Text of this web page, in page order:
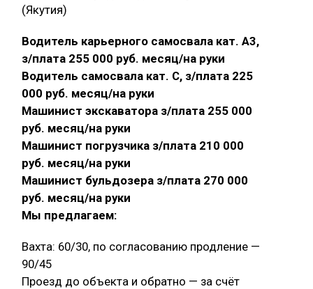
(Якутия)
Водитель карьерного самосвала кат. А3,
з/плата 255 000 руб. месяц/на руки
Водитель самосвала кат. С, з/плата 225
000 руб. месяц/на руки
Машинист экскаватора з/плата 255 000
руб. месяц/на руки
Машинист погрузчика з/плата 210 000
руб. месяц/на руки
Машинист бульдозера з/плата 270 000
руб. месяц/на руки
Мы предлагаем:
Вахта: 60/30, по согласованию продление —
90/45
Проезд до объекта и обратно — за счёт